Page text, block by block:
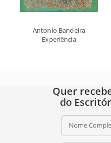
Antonio Bandeira
Experiência
Quer
do
Nome